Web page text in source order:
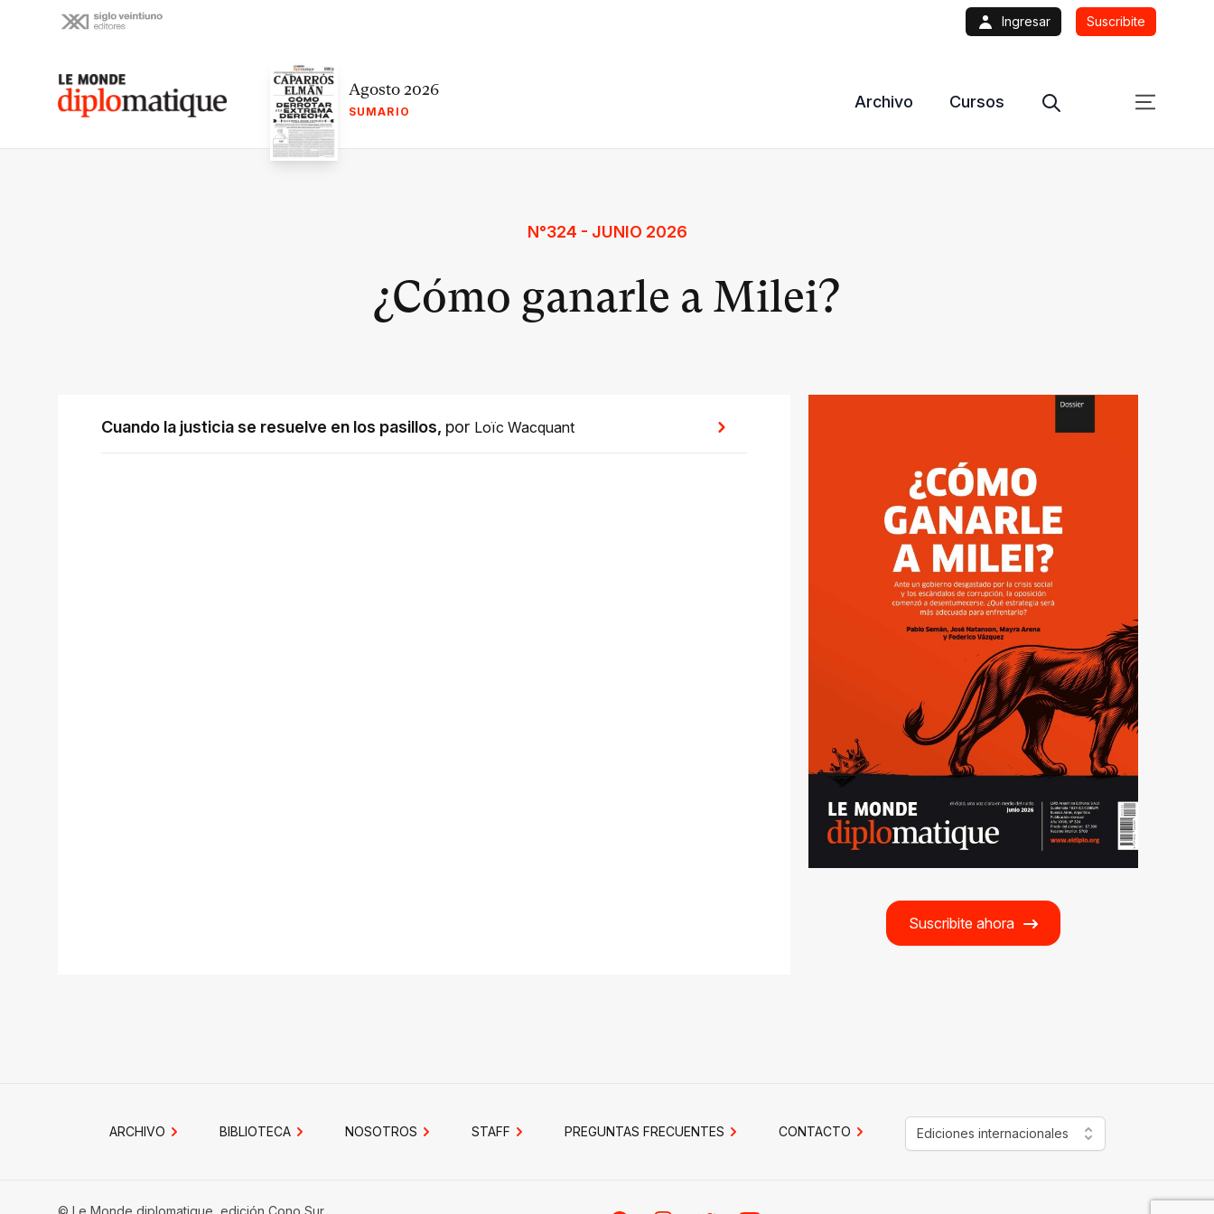
Ingresar Suscribite
Le monde diplomatique Agosto 2026
SUMARIO
Archivo Cursos
N°324 - JUNIO 2026
¿Cómo ganarle a Milei?
Suscribite ahora
Cuando la justicia se resuelve en los pasillos, por Loïc Wacquant
ARCHIVO BIBLIOTECA NOSOTROS STAFF PREGUNTAS FRECUENTES CONTACTO Ediciones internacionales